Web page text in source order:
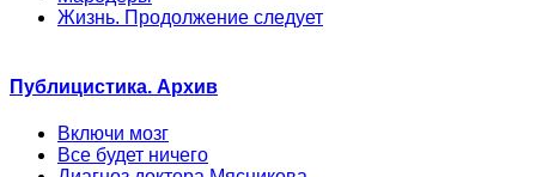
Жизнь. Продолжение следует
Публицистика. Архив
Включи мозг
Все будет ничего